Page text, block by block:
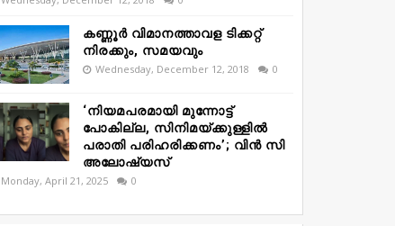
കണ്ണൂർ വിമാനത്താവള ടിക്കറ്റ്
നിരക്കും, സമയവും
Wednesday, December 12, 2018 0
‘നിയമപരമായി മുന്നോട്ട്
പോകില്ല, സിനിമയ്ക്കുള്ളിൽ
പരാതി പരിഹരിക്കണം’; വിൻ സി
അലോഷ്യസ്
Monday, April 21, 2025 0